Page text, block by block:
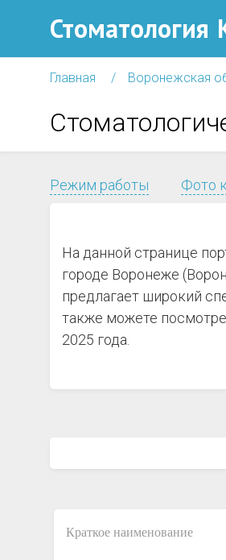
Стоматология
Главная Воронежская
Режим работы Фото
На данной странице
городе Воронеже
предлагает широкий
также можете
2025 года.
Краткое наименование